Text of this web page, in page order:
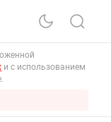
и с использованием